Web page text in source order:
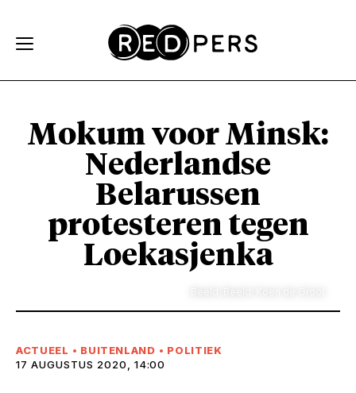
Mokum voor Minsk:
Nederlandse
Belarussen
protesteren tegen
Loekasjenka
ACTUEEL • BUITENLAND • POLITIEK
17 AUGUSTUS 2020, 14:00